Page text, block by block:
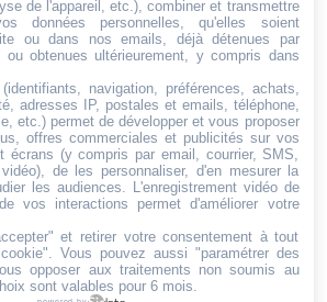
de l'appareil, etc.), combiner et transmettre
données personnelles, qu'elles soient
ou dans nos emails, déjà détenues par
ou obtenues ultérieurement, y compris dans
navigation, préférences, achats,
adresses IP, postales et emails, téléphone,
etc.) permet de développer et vous proposer
offres commerciales et publicités sur vos
écrans (y compris par email, courrier, SMS,
de les personnaliser, d'en mesurer la
les audiences. L'enregistrement vidéo de
vos interactions permet d'améliorer votre
et retirer votre consentement à tout
. Vous pouvez aussi "paramétrer des
opposer aux traitements non soumis au
sont valables pour 6 mois.